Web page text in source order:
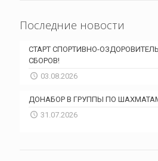
Последние новости
СТАРТ СПОРТИВНО-
СБОРОВ!
03.08.2026
ДОНАБОР В ГРУППЫ ПО
31.07.2026